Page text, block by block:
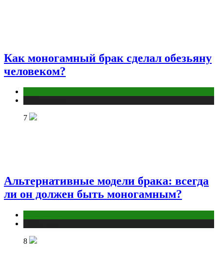
Как моногамный брак сделал обезьяну
человеком?
7
Альтернативные модели брака: всегда
ли он должен быть моногамным?
8